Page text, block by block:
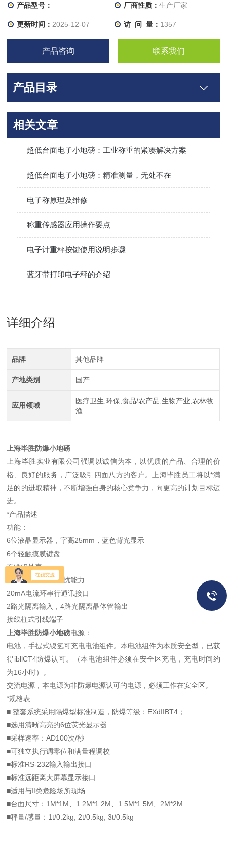
产品型号： 厂商性质： 生产厂家
更新时间： 2025-12-07 访 问 量： 1357
产品咨询 联系我们
产品目录
相关文章
超低台面电子小地磅：工业称重的紧凑解决方案
超低台面电子小地磅：精准测量，无处不在
电子称原理及维修
称重传感器应用操作要点
电子计重秤按键使用说明步骤
蓝牙带打印电子秤的介绍
详细介绍
品牌 其他品牌
产地类别 国产
应用领域
医疗卫生,环保,食品/农产品,生物产业,农林牧
渔
上海毕胜防爆小地磅
上海毕胜实业有限公司强调以诚信为本，以优质的产品、合理的价
格、良好的服务，广泛吸引四面八方的客户。上海毕胜员工将以*满
足的的进取精神，不断增强自身的核心竟争力，向更高的计划目标迈
进。
*产品描述
功能：
6位液晶显示器，字高25mm，蓝色背光显示
6个轻触摸膜键盘
不锈钢外壳
强有力的抗电磁干扰能力
20mA电流环串行通讯接口
2路光隔离输入，4路光隔离晶体管输出
接线柱式引线端子
上海毕胜防爆小地磅电源：
电池，手提式镍氢可充电电池组件。本电池组件为本质安全型，已获
得ibllCT4防爆认可。（本电池组件必须在安全区充电，充电时间约
为16小时）。
交流电源，本电源为非防爆电源认可的电源，必须工作在安全区。
*规格表
■ 整套系统采用隔爆型标准制造，防爆等级：EXdIIBT4；
■选用清晰高亮的6位荧光显示器
■采样速率：AD100次/秒
■可独立执行调零位和满量程调校
■标准RS-232输入输出接口
■标准远距离大屏幕显示接口
■适用与Ⅱ类危险场所现场
■台面尺寸：1M*1M、1.2M*1.2M、1.5M*1.5M、2M*2M
■秤量/感量：1t/0.2kg, 2t/0.5kg, 3t/0.5kg